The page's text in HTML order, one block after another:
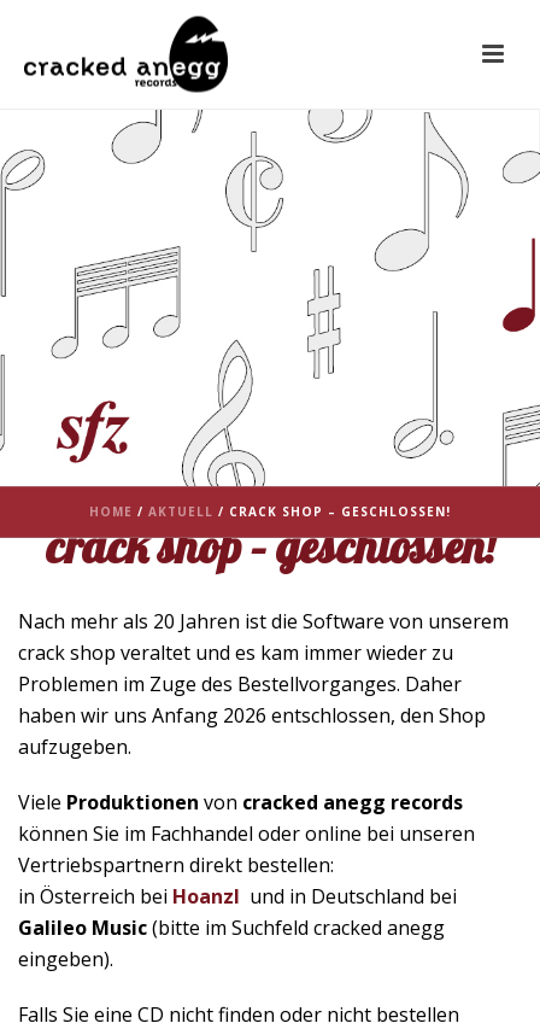
HOME / AKTUELL / CRACK SHOP – GESCHLOSSEN!
crack shop – geschlossen!
Nach mehr als 20 Jahren ist die Software von unserem
crack shop veraltet und es kam immer wieder zu
Problemen im Zuge des Bestellvorganges. Daher
haben wir uns Anfang 2026 entschlossen, den Shop
aufzugeben.
Viele Produktionen von cracked anegg records
können Sie im Fachhandel oder online bei unseren
Vertriebspartnern direkt bestellen:
in Österreich bei Hoanzl und in Deutschland bei
Galileo Music(bitte im Suchfeld cracked anegg
eingeben).
Falls Sie eine CD nicht finden oder nicht bestellen